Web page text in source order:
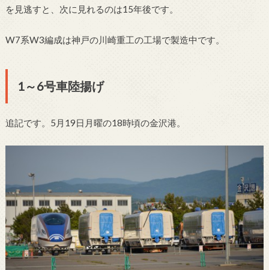
を見逃すと、次に見れるのは15年後です。
W7系W3編成は神戸の川崎重工の工場で製造中です。
1～6号車陸揚げ
追記です。5月19日月曜の18時頃の金沢港。